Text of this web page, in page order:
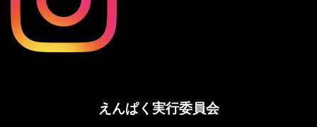
えんぱく実行委員会